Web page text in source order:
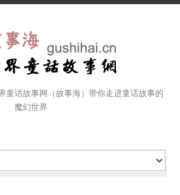
话故事网（故事海）带你走进童话故事的
魔幻世界